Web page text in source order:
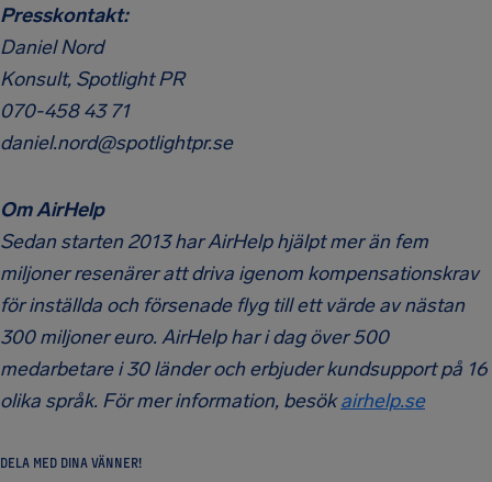
Presskontakt:
Daniel Nord
Konsult, Spotlight PR
070-458 43 71
daniel.nord@spotlightpr.se
Om AirHelp
Sedan starten 2013 har AirHelp hjälpt mer än fem
miljoner resenärer att driva igenom kompensationskrav
för inställda och försenade flyg till ett värde av nästan
300 miljoner euro. AirHelp har i dag över 500
medarbetare i 30 länder och erbjuder kundsupport på 16
olika språk. För mer information, besökairhelp.se
DELA MED DINA VÄNNER!